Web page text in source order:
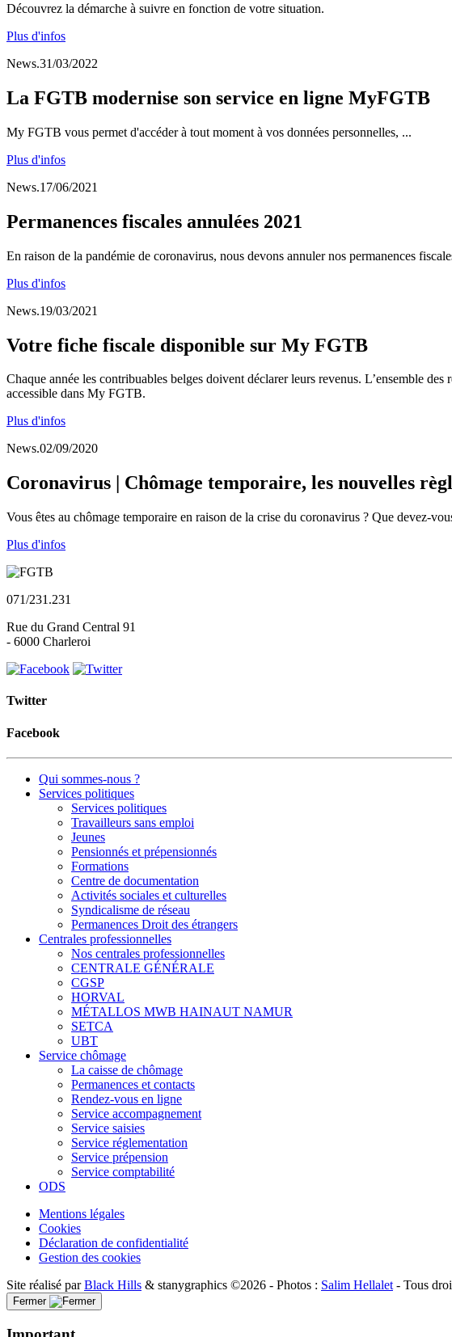
Découvrez la démarche à suivre en fonction de votre situation.
Plus d'infos
News.31/03/2022
La FGTB modernise son service en ligne MyFGTB
My FGTB vous permet d'accéder à tout moment à vos données personnelles, ...
Plus d'infos
News.17/06/2021
Permanences fiscales annulées 2021
En raison de la pandémie de coronavirus, nous devons annuler nos permanences
Plus d'infos
News.19/03/2021
Votre fiche fiscale disponible sur My FGTB
Chaque année les contribuables belges doivent déclarer leurs revenus. L’ensemble
accessible dans My FGTB.
Plus d'infos
News.02/09/2020
Coronavirus | Chômage temporaire, les nouvelles
Vous êtes au chômage temporaire en raison de la crise du coronavirus ? Que devez-
Plus d'infos
071/231.231
Rue du Grand Central 91
- 6000 Charleroi
Twitter
Facebook
Qui sommes-nous ?
Services politiques
Services politiques
Travailleurs sans emploi
Jeunes
Pensionnés et prépensionnés
Formations
Centre de documentation
Activités sociales et culturelles
Syndicalisme de réseau
Permanences Droit des étrangers
Centrales professionnelles
Nos centrales professionnelles
CENTRALE GÉNÉRALE
CGSP
HORVAL
MÉTALLOS MWB HAINAUT NAMUR
SETCA
UBT
Service chômage
La caisse de chômage
Permanences et contacts
Rendez-vous en ligne
Service accompagnement
Service saisies
Service réglementation
Service prépension
Service comptabilité
ODS
Mentions légales
Cookies
Déclaration de confidentialité
Gestion des cookies
Site réalisé parBlack Hills & stanygraphics ©2026 - Photos : Salim Hellalet - Tous
Fermer